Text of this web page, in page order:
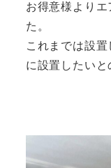
お得意様より
た。
これまでは設
に設置したいと